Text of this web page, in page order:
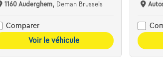
1160 Auderghem, Deman Brussels
Comparer
Voir le véhicule